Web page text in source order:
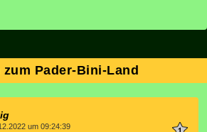
Pader-Bini-Land
um 09:24:39